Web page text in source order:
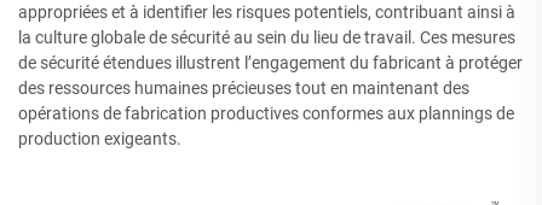
appropriées et à identifier les risques potentiels, contribuant ainsi à
la culture globale de sécurité au sein du lieu de travail. Ces mesures
de sécurité étendues illustrent l’engagement du fabricant à protéger
des ressources humaines précieuses tout en maintenant des
opérations de fabrication productives conformes aux plannings de
production exigeants.